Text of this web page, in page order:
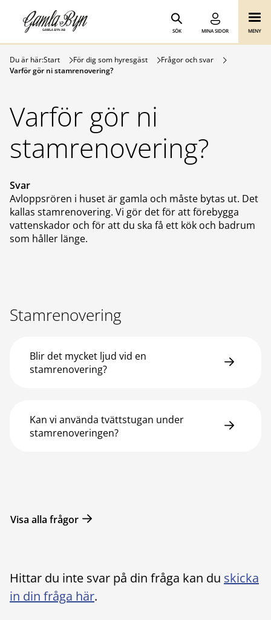
Hoppa till innehåll
Gamla Byn AB
SÖK MINA SIDOR MENY
Du är här:Start För dig som hyresgäst
Frågor och svar
Varför gör ni stamrenovering?
Varför gör ni
stamrenovering?
Svar
Avloppsrören i huset är gamla och måste bytas ut. Det
kallas stamrenovering. Vi gör det för att förebygga
vattenskador och för att du ska få ett kök och badrum
som håller länge.
Stamrenovering
Blir det mycket ljud vid en
stamrenovering?
Kan vi använda tvättstugan under
stamrenoveringen?
Visa alla frågor
Hittar du inte svar på din fråga kan du skicka
in din fråga här.